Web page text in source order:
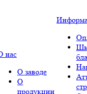
нас
О заводе
О
продукции